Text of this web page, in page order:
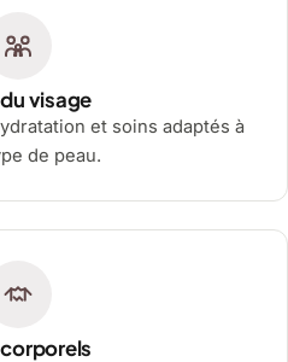
visage
et soins adaptés à
de peau.